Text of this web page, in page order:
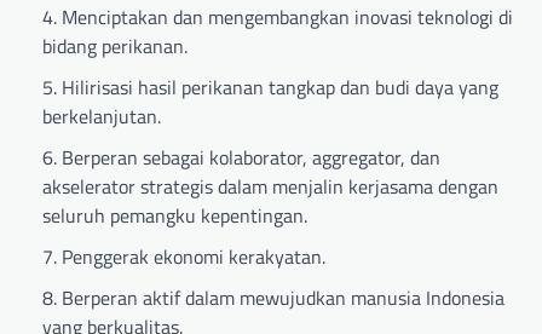
Menciptakan dan mengembangkan inovasi teknologi di
bidang perikanan.
Hilirisasi hasil perikanan tangkap dan budi daya yang
berkelanjutan.
Berperan sebagai kolaborator, aggregator, dan
akselerator strategis dalam menjalin kerjasama dengan
seluruh pemangku kepentingan.
Penggerak ekonomi kerakyatan.
Berperan aktif dalam mewujudkan manusia Indonesia
yang berkualitas.